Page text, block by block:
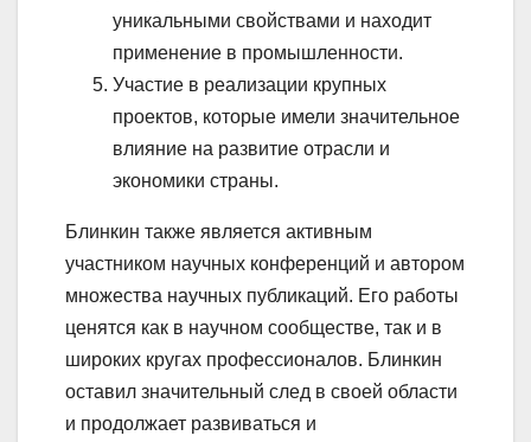
уникальными свойствами и находит
применение в промышленности.
Участие в реализации крупных
проектов, которые имели значительное
влияние на развитие отрасли и
экономики страны.
Блинкин также является активным
участником научных конференций и автором
множества научных публикаций. Его работы
ценятся как в научном сообществе, так и в
широких кругах профессионалов. Блинкин
оставил значительный след в своей области
и продолжает развиваться и